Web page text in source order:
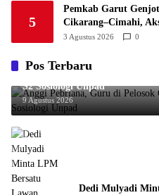
5
Pemkab Garut
Cikarang–Cimahi,
hingga Satu Jam
3 Agustus 2026 0
Pos Terbaru
Anggi Pebriana, Guru di
S2 Sosiologi Unpad
9 Agustus 2026
Dedi Mulyadi